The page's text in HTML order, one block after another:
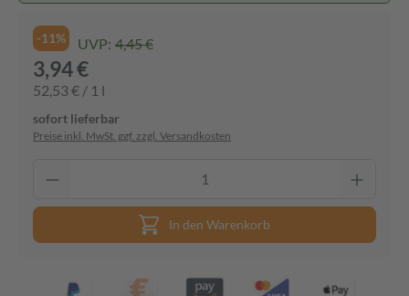
-11% UVP: 4,45 €
3,94 €
52,53 € / 1 l
sofort lieferbar
Preise inkl. MwSt. ggf. zzgl. Versandkosten
In den Warenkorb